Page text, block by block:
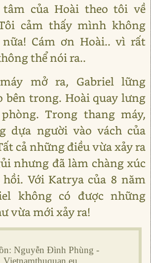
của Hoài theo tôi về
cảm thấy mình không
Cám ơn Hoài.. vì rất
thể nói ra..
mở ra, Gabriel lững
bên trong. Hoài quay lưng
Trong thang máy,
dựa người vào vách của
cả những điều vừa xảy ra
nhưng đã làm chàng xúc
Với Katrya của 8 năm
không có được những
vừa mới xảy ra!
Nguyễn Đình Phùng -
Vietnamthuquan.eu